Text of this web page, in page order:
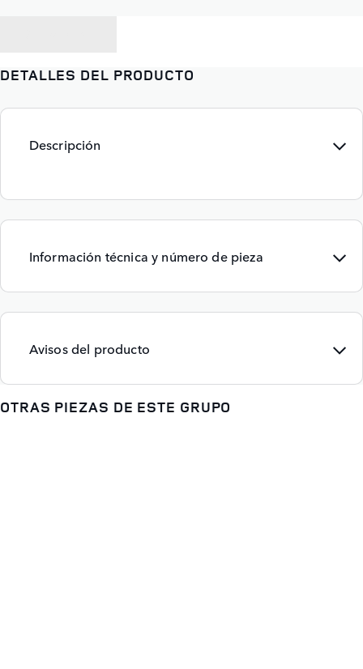
DETALLES DEL PRODUCTO
Descripción
Información técnica y número de pieza
Avisos del producto
OTRAS PIEZAS DE ESTE GRUPO